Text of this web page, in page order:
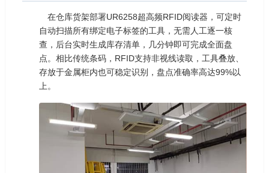
在仓库货架部署UR6258超高频RFID阅读器，可定时
自动扫描所有绑定电子标签的工具，无需人工逐一核
查，后台实时生成库存清单，几分钟即可完成全面盘
点。相比传统条码，RFID支持非视线读取，工具叠放、
存放于金属柜内也可稳定识别，盘点准确率高达99%以
上。